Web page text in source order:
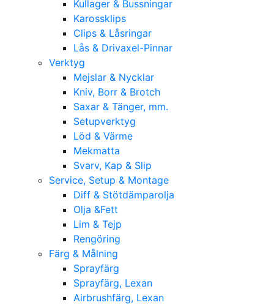
Kullager & Bussningar
Karossklips
Clips & Låsringar
Lås & Drivaxel-Pinnar
Verktyg
Mejslar & Nycklar
Kniv, Borr & Brotch
Saxar & Tänger, mm.
Setupverktyg
Löd & Värme
Mekmatta
Svarv, Kap & Slip
Service, Setup & Montage
Diff & Stötdämparolja
Olja &Fett
Lim & Tejp
Rengöring
Färg & Målning
Sprayfärg
Sprayfärg, Lexan
Airbrushfärg, Lexan